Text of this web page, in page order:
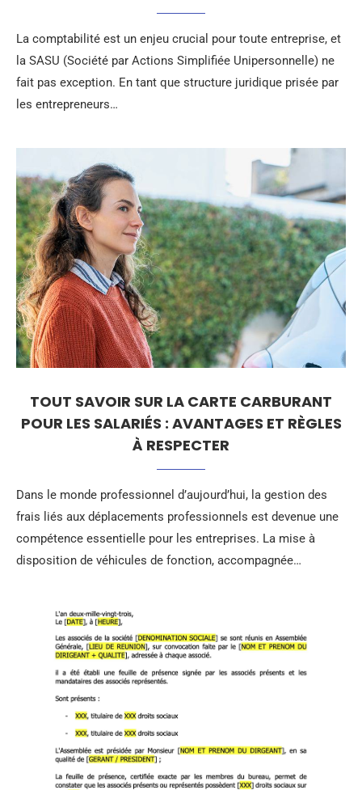
La comptabilité est un enjeu crucial pour toute entreprise, et
la SASU (Société par Actions Simplifiée Unipersonnelle) ne
fait pas exception. En tant que structure juridique prisée par
les entrepreneurs…
TOUT SAVOIR SUR LA CARTE CARBURANT
POUR LES SALARIÉS : AVANTAGES ET RÈGLES
À RESPECTER
Dans le monde professionnel d’aujourd’hui, la gestion des
frais liés aux déplacements professionnels est devenue une
compétence essentielle pour les entreprises. La mise à
disposition de véhicules de fonction, accompagnée…